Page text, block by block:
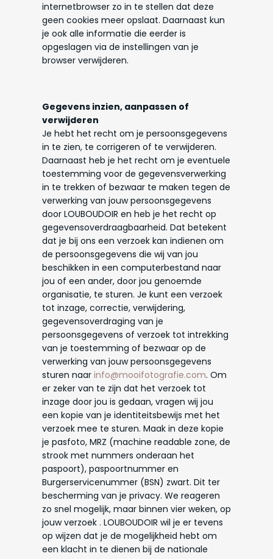
internetbrowser zo in te stellen dat deze
geen cookies meer opslaat. Daarnaast kun
je ook alle informatie die eerder is
opgeslagen via de instellingen van je
browser verwijderen.
Gegevens inzien, aanpassen of
verwijderen
Je hebt het recht om je persoonsgegevens
in te zien, te corrigeren of te verwijderen.
Daarnaast heb je het recht om je eventuele
toestemming voor de gegevensverwerking
in te trekken of bezwaar te maken tegen de
verwerking van jouw persoonsgegevens
door LOUBOUDOIR en heb je het recht op
gegevensoverdraagbaarheid. Dat betekent
dat je bij ons een verzoek kan indienen om
de persoonsgegevens die wij van jou
beschikken in een computerbestand naar
jou of een ander, door jou genoemde
organisatie, te sturen. Je kunt een verzoek
tot inzage, correctie, verwijdering,
gegevensoverdraging van je
persoonsgegevens of verzoek tot intrekking
van je toestemming of bezwaar op de
verwerking van jouw persoonsgegevens
sturen naar info@mooifotografie.com. Om
er zeker van te zijn dat het verzoek tot
inzage door jou is gedaan, vragen wij jou
een kopie van je identiteitsbewijs met het
verzoek mee te sturen. Maak in deze kopie
je pasfoto, MRZ (machine readable zone, de
strook met nummers onderaan het
paspoort), paspoortnummer en
Burgerservicenummer (BSN) zwart. Dit ter
bescherming van je privacy. We reageren
zo snel mogelijk, maar binnen vier weken, op
jouw verzoek . LOUBOUDOIR wil je er tevens
op wijzen dat je de mogelijkheid hebt om
een klacht in te dienen bij de nationale